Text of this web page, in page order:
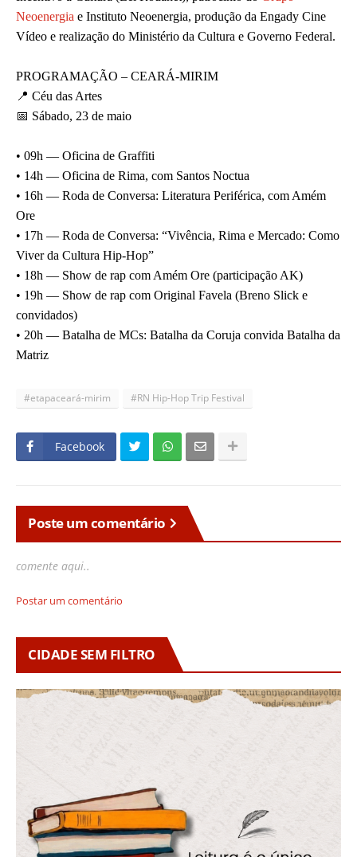
Neoenergia e Instituto Neoenergia, produção da Engady Cine
Vídeo e realização do Ministério da Cultura e Governo Federal.
PROGRAMAÇÃO – CEARÁ-MIRIM
📍 Céu das Artes
📅 Sábado, 23 de maio
• 09h — Oficina de Graffiti
• 14h — Oficina de Rima, com Santos Noctua
• 16h — Roda de Conversa: Literatura Periférica, com Amém
Ore
• 17h — Roda de Conversa: “Vivência, Rima e Mercado: Como
Viver da Cultura Hip-Hop”
• 18h — Show de rap com Amém Ore (participação AK)
• 19h — Show de rap com Original Favela (Breno Slick e
convidados)
• 20h — Batalha de MCs: Batalha da Coruja convida Batalha da
Matriz
#etapaceará-mirim #RN Hip-Hop Trip Festival
Facebook
Poste um comentário
comente aqui..
Postar um comentário
CIDADE SEM FILTRO